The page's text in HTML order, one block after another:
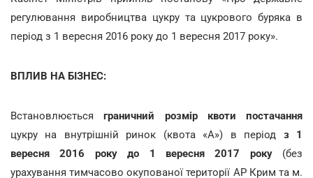
регулювання виробництва цукру та цукрового буряка в
період з 1 вересня 2016 року до 1 вересня 2017 року».
ВПЛИВ НА БІЗНЕС:
Встановлюєтьсяграничний розмір квоти постачання
цукру на внутрішній ринок (квота «А») в період з 1
вересня 2016 року до 1 вересня 2017 року(без
урахування тимчасово окупованої території АР Крим та м.